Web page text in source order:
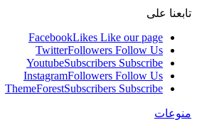
تابعنا على
FacebookLikes Like our page
TwitterFollowers Follow Us
YoutubeSubscribers Subscribe
InstagramFollowers Follow Us
ThemeForestSubscribers Subscribe
منوعات